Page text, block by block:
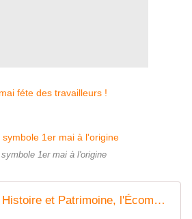
1er mai à l'origine
Fourmies, la ville, Histoire et Patrimoine, l'Écomusée.